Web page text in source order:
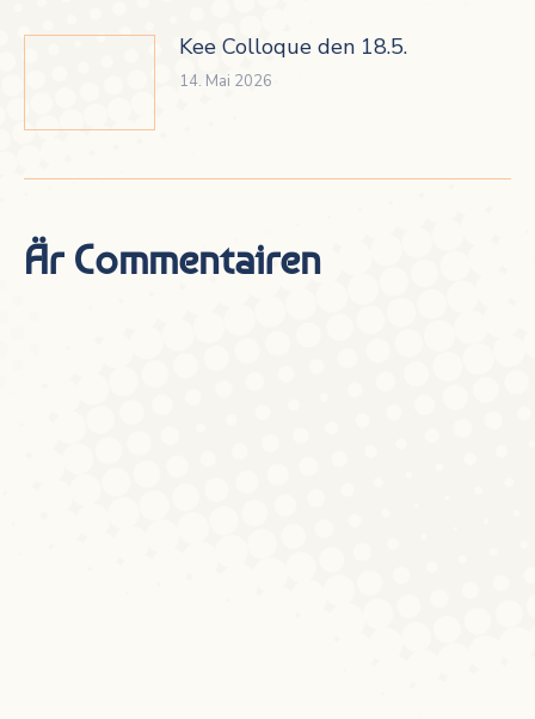
Kee Colloque den 18.5.
14. Mai 2026
Är Commentairen